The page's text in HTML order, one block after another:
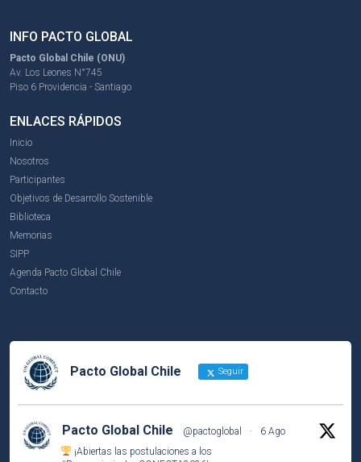
INFO PACTO GLOBAL
Pacto Global Chile (ONU)
Av. Los Leones N°745
Piso 6 Providencia - Santiago
ENLACES RÁPIDOS
Inicio
Nosotros
Participantes
Objetivos de Desarrollo Sostenible
Biblioteca
Memorias
SIPP
Agenda Pacto Global Chile
Contacto
Pacto Global Chile Seguir
Pacto Global Chile @pactoglobal ·
6 Ago
¡Abiertas las postulaciones a los